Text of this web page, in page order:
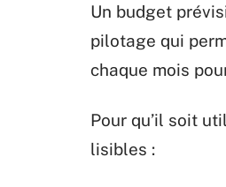
Un budget
pilotage qui
chaque mois
Pour qu’il soit
lisibles :